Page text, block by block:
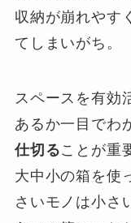
収納が崩れやす
てしまいがち。
スペースを有効
あるか一目でわ
仕切ることが重
大中小の箱を使
さいモノは小さ